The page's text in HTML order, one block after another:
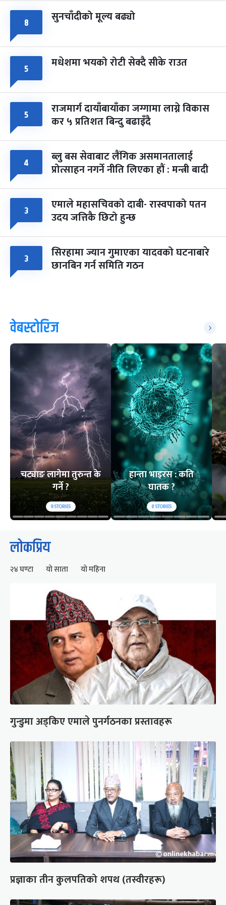
८ सुनचाँदीको मूल्य बढ्यो
५ मधेशमा भयको रोटी सेक्दै सीके राउत
५ राजमार्ग दायाँबायाँका जग्गामा लाग्ने विकास
कर ५ प्रतिशत बिन्दु बढाइँदै
४ ब्लु बस सेवाबाट लैंगिक असमानतालाई
प्रोत्साहन नगर्ने नीति लिएका हौं : मन्त्री बादी
३ एमाले महासचिवको दाबी- रास्वपाको पतन
उदय जत्तिकै छिटो हुन्छ
३ सिरहामा ज्यान गुमाएका यादवको घटनाबारे
छानबिन गर्न समिति गठन
वेबस्टोरिज
चट्याङ लागेमा तुरुन्त के
गर्ने ?
9STORIES
हान्ता भाइरस : कति
घातक ?
8STORIES
लोकप्रिय
२४ घण्टा यो साता यो महिना
गुन्डुमा अड्किए एमाले पुनर्गठनका प्रस्तावहरू
प्रज्ञाका तीन कुलपतिको शपथ (तस्वीरहरू)